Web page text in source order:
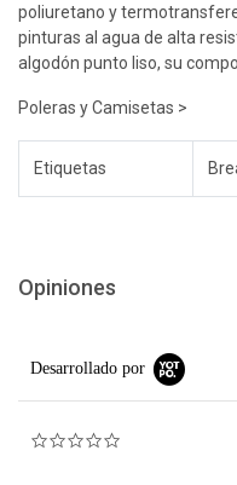
poliuretano y
pinturas al agua de alta
algodón punto liso, su
Poleras y Camisetas >
Etiquetas
Opiniones
Desarrollado por